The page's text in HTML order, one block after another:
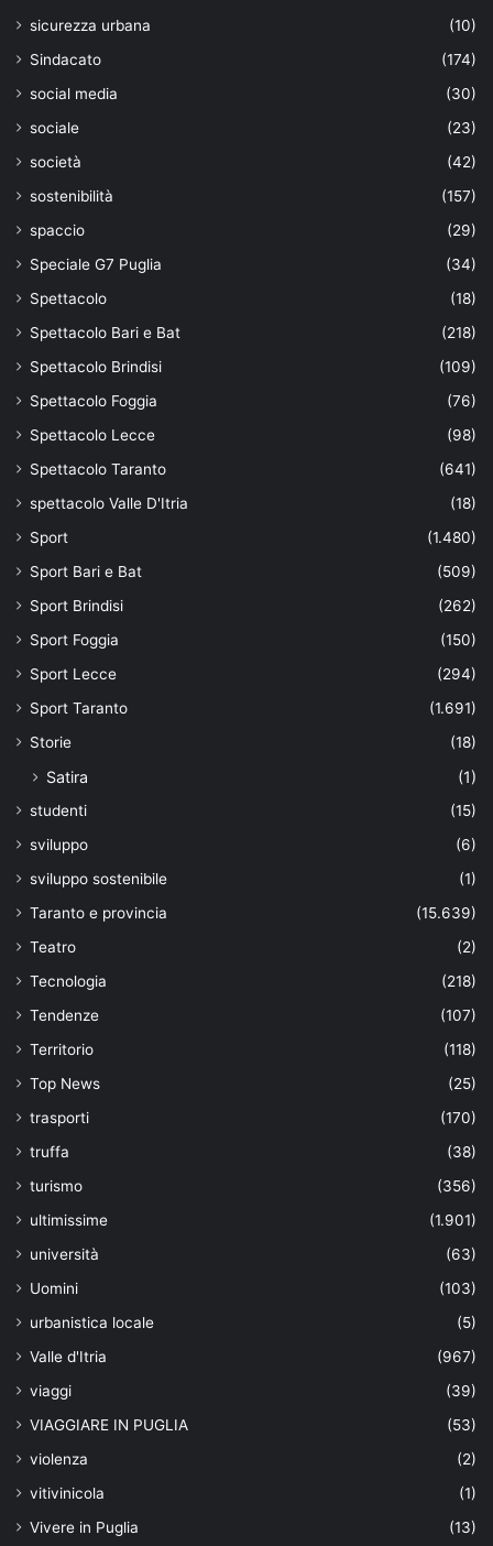
sicurezza urbana
(10)
Sindacato
(174)
social media
(30)
sociale
(23)
società
(42)
sostenibilità
(157)
spaccio
(29)
Speciale G7 Puglia
(34)
Spettacolo
(18)
Spettacolo Bari e Bat
(218)
Spettacolo Brindisi
(109)
Spettacolo Foggia
(76)
Spettacolo Lecce
(98)
Spettacolo Taranto
(641)
spettacolo Valle D'Itria
(18)
Sport
(1.480)
Sport Bari e Bat
(509)
Sport Brindisi
(262)
Sport Foggia
(150)
Sport Lecce
(294)
Sport Taranto
(1.691)
Storie
(18)
Satira (1)
studenti
(15)
sviluppo
(6)
sviluppo sostenibile
(1)
Taranto e provincia
(15.639)
Teatro
(2)
Tecnologia
(218)
Tendenze
(107)
Territorio
(118)
Top News
(25)
trasporti
(170)
truffa
(38)
turismo
(356)
ultimissime
(1.901)
università
(63)
Uomini
(103)
urbanistica locale
(5)
Valle d'Itria
(967)
viaggi
(39)
VIAGGIARE IN PUGLIA
(53)
violenza
(2)
vitivinicola
(1)
Vivere in Puglia
(13)